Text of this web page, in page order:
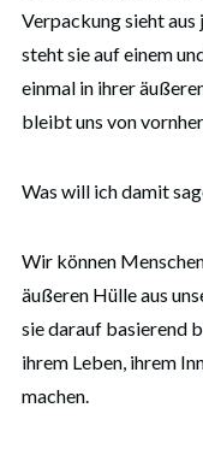
Verpackung sieht
steht sie auf einem
einmal in ihrer
bleibt uns von
Was will ich damit
Wir können
äußeren Hülle aus
sie darauf basierend
ihrem Leben, ihrem
machen.